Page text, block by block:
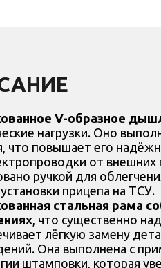
V-образное
нагрузки. Оно
что повышает его
от
ручкой для
установки прицепа на ТСУ.
стальная рама
, что существенно
лёгкую замену
Она выполнена с
штамповки, которая